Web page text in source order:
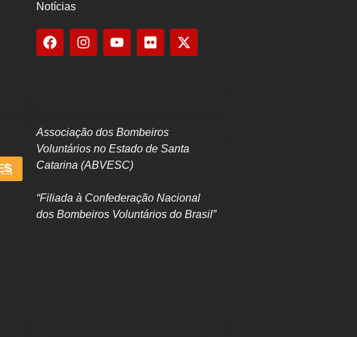
Notícias
Associação dos Bombeiros
Voluntários no Estado de Santa
Catarina (ABVESC)
“Filiada à Confederação Nacional
dos Bombeiros Voluntários do Brasil”